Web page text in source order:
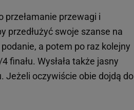
przełamanie przewagi i
przedłużyć swoje szanse na
a potem po raz kolejny
finału. Wysłała także jasny
Jeżeli oczywiście obie dojdą do